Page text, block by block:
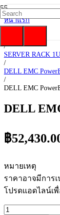
หน้าแรก
/
/
SERVER RACK 1U
/
DELL EMC
/
DELL EMC
DELL
฿
หมายเหตุ
ราคาอาจมีการ
โปรดแอดไลน์เ
จำนวน